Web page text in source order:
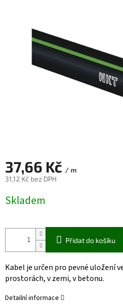
37,66 Kč / m
31,12 Kč bez DPH
cena:
Skladem
Přidat do košíku
Kabel je určen pro pevné uložení
prostorách, v zemi, v betonu.
Detailní informace